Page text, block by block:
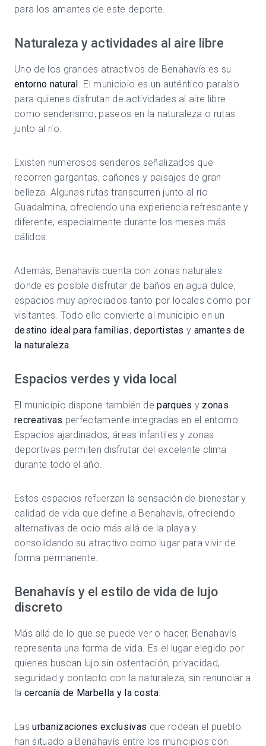
para los amantes de este deporte.
Naturaleza y actividades al aire libre
Uno de los grandes atractivos de Benahavís es su
entorno natural. El municipio es un auténtico paraíso
para quienes disfrutan de actividades al aire libre
como senderismo, paseos en la naturaleza o rutas
junto al río.
Existen numerosos senderos señalizados que
recorren gargantas, cañones y paisajes de gran
belleza. Algunas rutas transcurren junto al río
Guadalmina, ofreciendo una experiencia refrescante y
diferente, especialmente durante los meses más
cálidos.
Además, Benahavís cuenta con zonas naturales
donde es posible disfrutar de baños en agua dulce,
espacios muy apreciados tanto por locales como por
visitantes. Todo ello convierte al municipio en un
destino ideal para familias,deportistas y amantes de
la naturaleza.
Espacios verdes y vida local
El municipio dispone también deparques y zonas
recreativas perfectamente integradas en el entorno.
Espacios ajardinados, áreas infantiles y zonas
deportivas permiten disfrutar del excelente clima
durante todo el año.
Estos espacios refuerzan la sensación de bienestar y
calidad de vida que define a Benahavís, ofreciendo
alternativas de ocio más allá de la playa y
consolidando su atractivo como lugar para vivir de
forma permanente.
Benahavís y el estilo de vida de lujo
discreto
Más allá de lo que se puede ver o hacer, Benahavís
representa una forma de vida. Es el lugar elegido por
quienes buscan lujo sin ostentación, privacidad,
seguridad y contacto con la naturaleza, sin renunciar a
la cercanía de Marbella y la costa.
Lasurbanizaciones exclusivas que rodean el pueblo
han situado a Benahavís entre los municipios con